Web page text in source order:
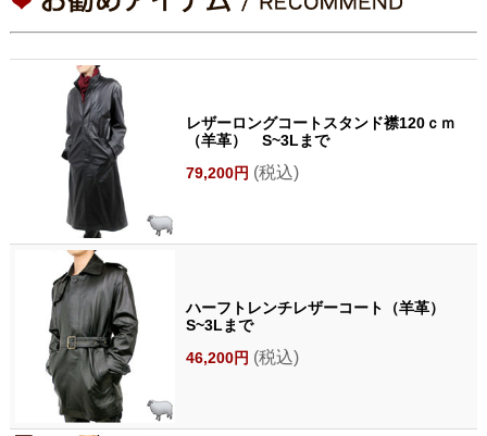
レザーロングコートスタンド襟120ｃｍ
（羊革） S~3Lまで
79,200円 (税込)
ハーフトレンチレザーコート（羊革）
S~3Lまで
46,200円 (税込)